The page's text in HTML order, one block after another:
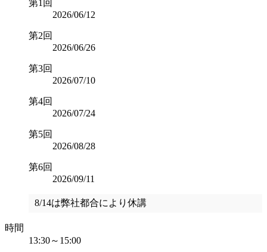
第1回
2026/06/12
第2回
2026/06/26
第3回
2026/07/10
第4回
2026/07/24
第5回
2026/08/28
第6回
2026/09/11
8/14は弊社都合により休講
時間
13:30～15:00